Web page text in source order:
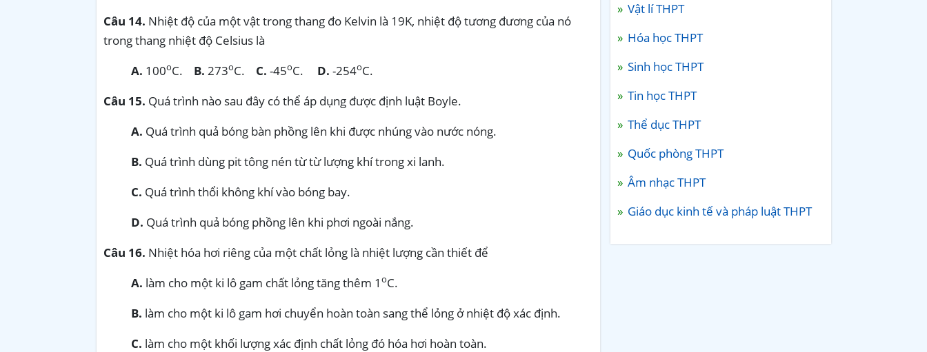
Câu 14. Nhiệt độ của một vật trong thang đo Kelvin là 19K, nhiệt độ tương đương của nó
trong thang nhiệt độ Celsius là
A. 100oC. B. 273oC. C. -45oC. D. -254oC.
Câu 15. Quá trình nào sau đây có thể áp dụng được định luật Boyle.
A. Quá trình quả bóng bàn phồng lên khi được nhúng vào nước nóng.
B. Quá trình dùng pit tông nén từ từ lượng khí trong xi lanh.
C. Quá trình thổi không khí vào bóng bay.
D. Quá trình quả bóng phồng lên khi phơi ngoài nắng.
Câu 16. Nhiệt hóa hơi riêng của một chất lỏng là nhiệt lượng cần thiết để
A. làm cho một ki lô gam chất lỏng tăng thêm 1 oC.
B. làm cho một ki lô gam hơi chuyển hoàn toàn sang thể lỏng ở nhiệt độ xác định.
C. làm cho một khối lượng xác định chất lỏng đó hóa hơi hoàn toàn.
Vật lí THPT
Hóa học THPT
Sinh học THPT
Tin học THPT
Thể dục THPT
Quốc phòng THPT
Âm nhạc THPT
Giáo dục kinh tế và pháp luật THPT